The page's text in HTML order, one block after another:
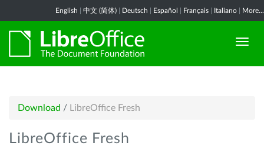
English 中文 (简体) Deutsch Español Français Italiano More...
Download / LibreOffice Fresh
LibreOffice Fresh